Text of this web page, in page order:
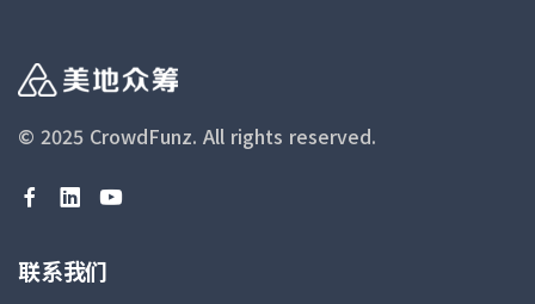
© 2025 CrowdFunz. All rights reserved.
联系我们